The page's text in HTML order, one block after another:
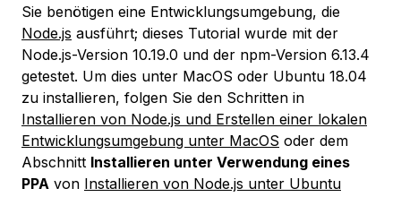
Sie benötigen eine Entwicklungsumgebung, die
Node.js ausführt; dieses Tutorial wurde mit der
Node.js-Version 10.19.0 und der npm-Version 6.13.4
getestet. Um dies unter MacOS oder Ubuntu 18.04
zu installieren, folgen Sie den Schritten in
Installieren von Node.js und Erstellen einer lokalen
Entwicklungsumgebung unter MacOS oder dem
Abschnitt Installieren unter Verwendung eines
PPA von Installieren von Node.js unter Ubuntu